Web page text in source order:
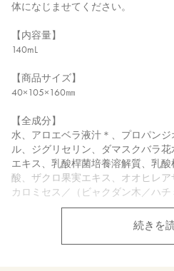
体になじませてください。
【内容量】
140mL
【商品サイズ】
40×105×160㎜
【全成分】
水、アロエベラ液汁＊、プロパン
ル、ジグリセリン、ダマスクバラ
エキス、乳酸桿菌培養溶解質、乳
酸、ザクロ果実エキス、オオヒレ
カロミセス／（ビャクダン木／ハ
＊、セラミドＡＰ、セラミドＮＰ
シマサイコ花／葉／茎エキス＊、
ロース、ベタイン、ＰＣＡ－Ｎａ
続きを